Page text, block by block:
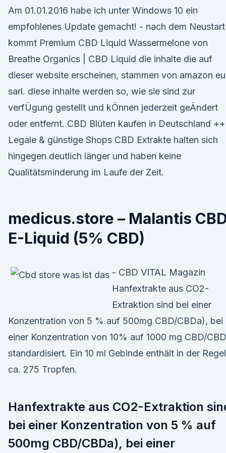
Am 01.01.2016 habe ich unter Windows 10 ein
empfohlenes Update gemacht! - nach dem Neustart
kommt Premium CBD Liquid Wassermelone von
Breathe Organics | CBD Liquid die inhalte die auf
dieser website erscheinen, stammen von amazon eu
sarl. diese inhalte werden so, wie sie sind zur
verfÜgung gestellt und kÖnnen jederzeit geÄndert
oder entfernt. CBD Blüten kaufen in Deutschland ++
Legale & günstige Shops CBD Extrakte halten sich
hingegen deutlich länger und haben keine
Qualitätsminderung im Laufe der Zeit.
medicus.store – Malantis
E-Liquid (5% CBD)
- CBD VITAL Magazin
Hanfextrakte aus CO2-
Extraktion sind bei einer
Konzentration von 5 % auf 500mg CBD/CBDa), bei
einer Konzentration von 10% auf 1000 mg CBD/
standardisiert. Ein 10 ml Gebinde enthält in der Regel
ca. 275 Tropfen.
Hanfextrakte aus CO2-Extraktion
bei einer Konzentration von 5 % auf
500mg CBD/CBDa), bei einer